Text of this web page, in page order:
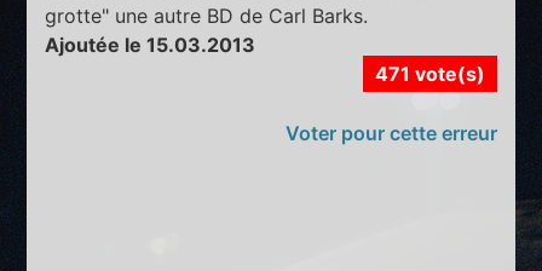
grotte" une autre BD de Carl Barks.
Ajoutée le 15.03.2013
471 vote(s)
Voter pour cette erreur